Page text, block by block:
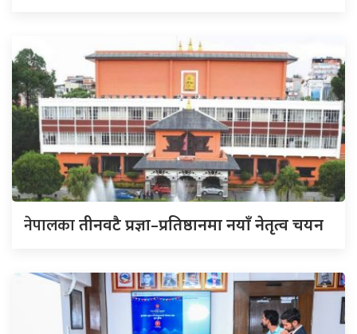
नेपालकातीनवटै प्रज्ञा–प्रतिष्ठानमा नयाँ नेतृत्व चयन